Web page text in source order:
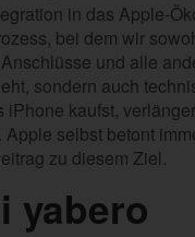
in das Apple-
bei dem wir
und alle
sondern auch
kaufst,
selbst betont
zu diesem Ziel.
yabero